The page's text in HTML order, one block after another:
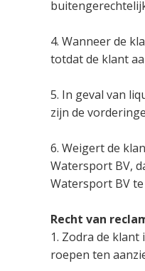
4. Wanneer de
totdat de klant
5. In geval van
zijn de
6. Weigert de
Watersport BV,
Watersport BV
Recht van
1. Zodra de
roepen ten